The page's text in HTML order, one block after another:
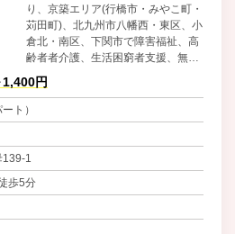
り、京築エリア(行橋市・みやこ町・
苅田町)、北九州市八幡西・東区、小
倉北・南区、下関市で障害福祉、高
齢者者介護、生活困窮者支援、無料
低額/日常生活住居支援施設、訪問看
護等のサービスを広げる。発足当初
より、当法人が心掛けて取り組んで
きたことは「少し大変な事、他法人
ら求められている福祉や公益サービ
スを、求められている地域で展開す
る」ことに努めてまいります。
円
ト）
1
歩5分